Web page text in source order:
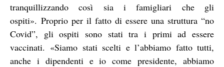
tranquillizzando così sia i famigliari che gli
ospiti». Proprio per il fatto di essere una struttura “no
Covid”, gli ospiti sono stati tra i primi ad essere
vaccinati. «Siamo stati scelti e l’abbiamo fatto tutti,
anche i dipendenti e io come presidente, abbiamo